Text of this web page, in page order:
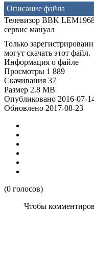
Описание файла
Телевизор BBK
сервис мануал
Только
могут скачать этот файл.
Информация о файле
Просмотры 1 889
Скачивания 37
Размер 2.8 MB
Опубликовано 2016-07-
Обновлено 2017-08-23
(0 голосов)
Чтобы